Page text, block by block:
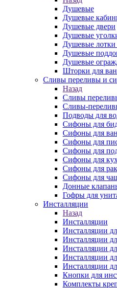
Душевые
Душевые
Душевые двери
Душевые
Душевые
Душевые
Душевые
Шторки для
Сливы переливы и
Назад
Сливы
Сливы-
Подводы для
Сифоны для
Сифоны для
Сифоны для
Сифоны для
Сифоны для
Сифоны для
Сифоны для
Донные
Гофры для
Инсталляции
Назад
Инсталляции
Инсталляции
Инсталляции
Инсталляции
Инсталляции
Инсталляции
Кнопки для
Комплекты